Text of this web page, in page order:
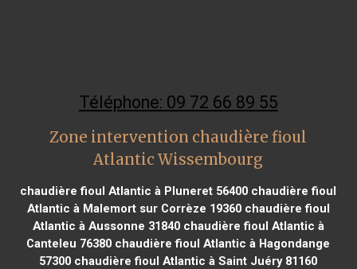
Téléphone: 09 72 66 89 55
Zone intervention chaudière fioul
Atlantic Wissembourg
chaudière fioul Atlantic à Pluneret 56400 chaudière fioul
Atlantic à Malemort sur Corrèze 19360chaudière fioul
Atlantic à Aussonne 31840chaudière fioul Atlantic à
Canteleu 76380 chaudière fioul Atlantic à Hagondange
57300 chaudière fioul Atlantic à Saint Juéry 81160